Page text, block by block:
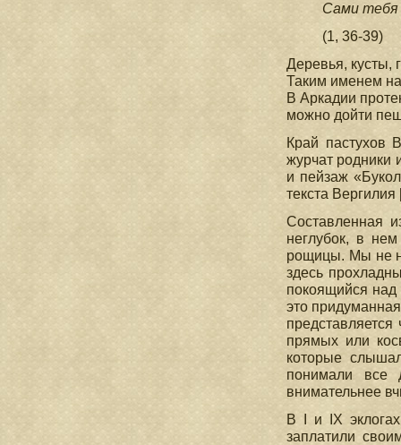
Сами тебя
(1, 36-39)
Деревья, кусты,
Таким именем
В Аркадии
можно дойти
Край пастухов
журчат родники
и пейзаж
текста Вергилия
Составленная
неглубок, в
рощицы. Мы не
здесь
покоящийся над
это
прямых или
которые
понимали все
внимательнее
В I и IX
заплатили